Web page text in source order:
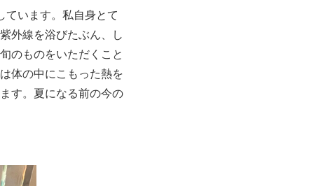
ています。私自身とて
外線を浴びたぶん、し
のものをいただくこと
体の中にこもった熱を
す。夏になる前の今の